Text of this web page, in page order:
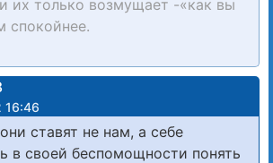
их только возмущает -«как вы
спокойнее.
16:46
ставят не нам, а себе
в своей беспомощности понять